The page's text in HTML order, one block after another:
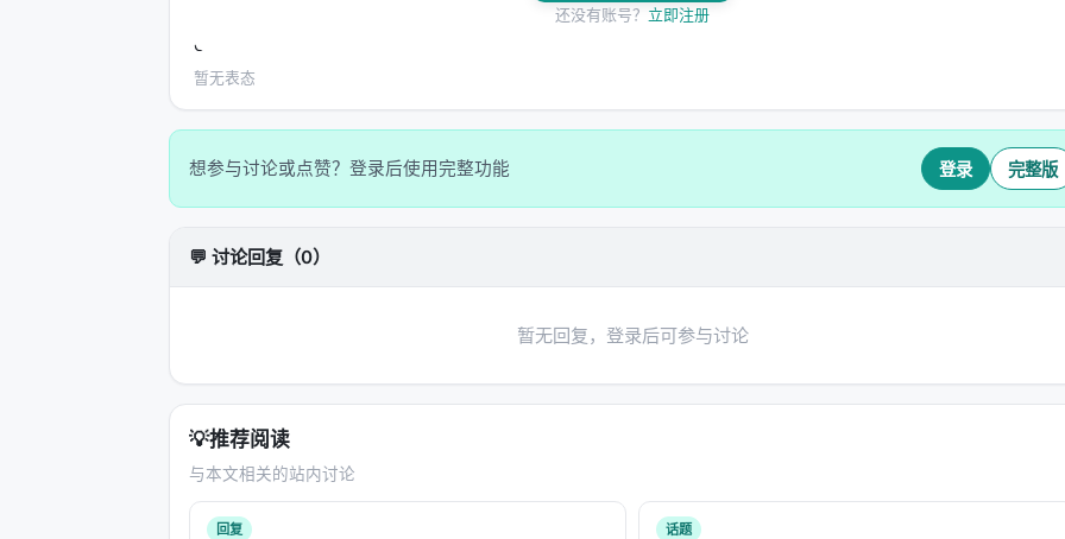
methods, e.g. <=10, restrict complex strategy learning. This paper introduces ASearcher, an
open-source project for large-scale RL training of search agents. Our key contributions include:
(1) Scalable fully asynchronous RL training that enables long-horizon search while maintaining
high training efficiency. (2) A prompt-based LLM agent that autonomously synthesizes high-
quality and challenging QAs, creating a large-scale QA dataset. Through RL training, our prompt-
based QwQ-32B agent achieves substantial improvements, with 78.0% and 34.3% Avg@4 gains
simple agent design and no external LLMs, ASearcher-Web-QwQ achieves Avg@4 scores of 51.1
on xBench and 58.7 on GAIA, surpassing existing open-source 32B agents. Finally, we also show
that ASearcher-Web-QwQ could achieve performance of commercial systems using external
training data, and codes in https://github.com/inclusionAI/ASearcher.
实验与评估
实验与评估部分（若原文为综述则为
数据集
：MS MARCO、BEIR、Natural Questions、领域专有语料、推荐公开集等；
还没有账号？ 立即注册
暂无表态
想参与讨论或点赞？登录后使用完整功能 登录 完整版
💬 讨论回复（0）
暂无回复，登录后可参与讨论
💡推荐阅读
与本文相关的站内讨论
回复 话题